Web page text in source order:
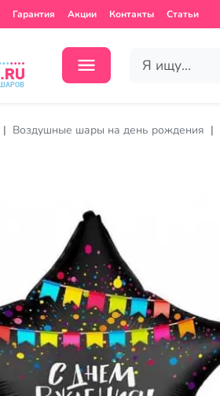
Гарантия Акции Контакты Статьи
Воздушные шары на день рождения